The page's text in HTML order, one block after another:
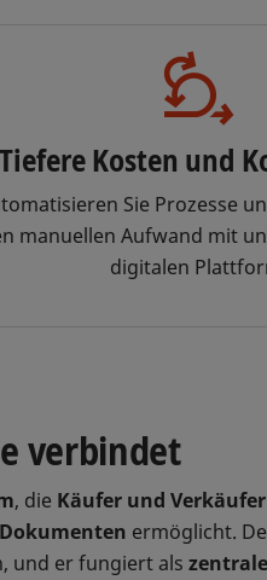
Tiefere Kosten und
Sie Prozesse
manuellen Aufwand mit
digitalen
verbindet
, die Käufer und
ermöglicht.
und er fungiert als